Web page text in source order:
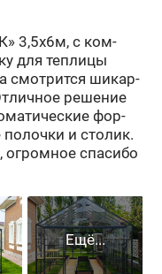
3,5х6м, с ком­
для теп­ли­цы
смот­рит­ся ши­кар­
ре­ше­ние
фор­
и сто­лик.
спа­си­бо